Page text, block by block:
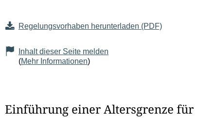
Regelungsvorhaben herunterladen (PDF)
Inhalt dieser Seite melden
(Mehr Informationen)
Einführung einer Altersgrenze für